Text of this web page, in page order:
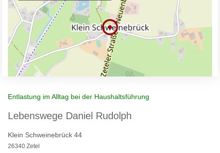
Entlastung im Alltag bei der Haushaltsführung
Lebenswege Daniel Rudolph
Klein Schweinebrück 44
26340 Zetel